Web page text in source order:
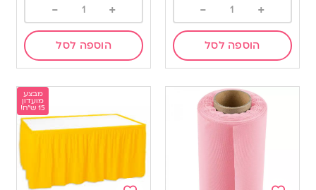
+
-
הוספה לסל
+
-
הוספה לסל
מבצע
מועדון
15 ש"ח!